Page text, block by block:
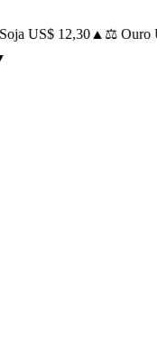
US$ 12,30▲ ⚖️ Ouro